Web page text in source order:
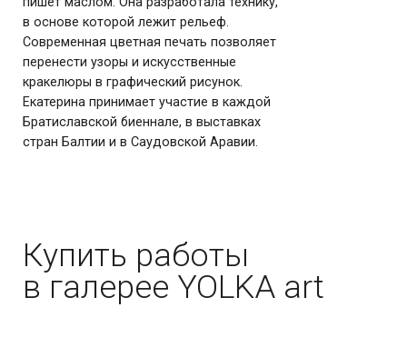
Купить работы
в галерее YOLKA art